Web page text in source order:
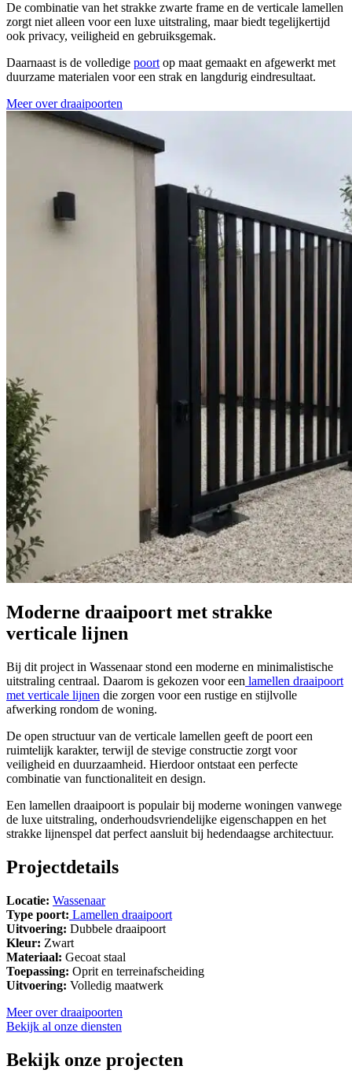
De combinatie van het strakke zwarte frame en de verticale lamellen
zorgt niet alleen voor een luxe uitstraling, maar biedt tegelijkertijd
ook privacy, veiligheid en gebruiksgemak.
Daarnaast is de volledige poort op maat gemaakt en afgewerkt met
duurzame materialen voor een strak en langdurig eindresultaat.
Meer over draaipoorten
Moderne draaipoort met strakke
verticale lijnen
Bij dit project in Wassenaar stond een moderne en minimalistische
uitstraling centraal. Daarom is gekozen voor een lamellen draaipoort
met verticale lijnen die zorgen voor een rustige en stijlvolle
afwerking rondom de woning.
De open structuur van de verticale lamellen geeft de poort een
ruimtelijk karakter, terwijl de stevige constructie zorgt voor
veiligheid en duurzaamheid. Hierdoor ontstaat een perfecte
combinatie van functionaliteit en design.
Een lamellen draaipoort is populair bij moderne woningen vanwege
de luxe uitstraling, onderhoudsvriendelijke eigenschappen en het
strakke lijnenspel dat perfect aansluit bij hedendaagse architectuur.
Projectdetails
Locatie: Wassenaar
Type poort: Lamellen draaipoort
Uitvoering: Dubbele draaipoort
Kleur: Zwart
Materiaal: Gecoat staal
Toepassing: Oprit en terreinafscheiding
Uitvoering: Volledig maatwerk
Meer over draaipoorten
Bekijk al onze diensten
Bekijk onze projecten